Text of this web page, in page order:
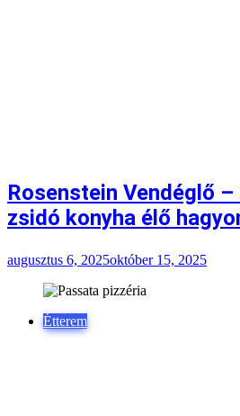
Rosenstein Vendéglő
zsidó konyha élő
augusztus 6, 2025október 15, 2025
Étterem